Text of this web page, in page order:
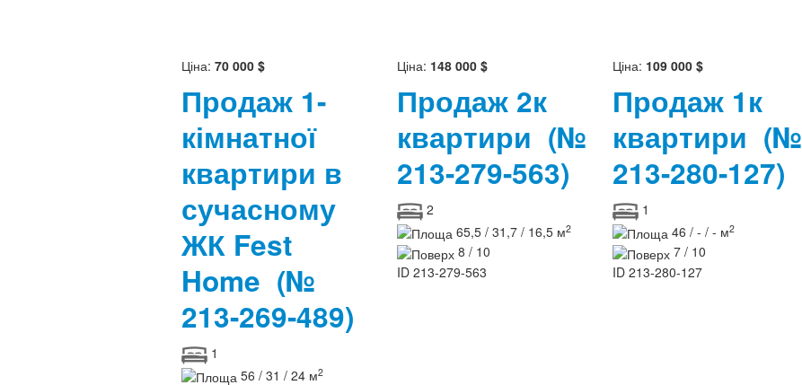
Ціна: 70 000 $
Продаж 1-
кімнатної
квартири в
сучасному
ЖК Fest
Home (№
213-269-489)
1
56 / 31 / 24 м2
Ціна: 148 000 $
Продаж 2к
квартири (№
213-279-563)
2
65,5 / 31,7 / 16,5 м2
8 / 10
ID 213-279-563
Ціна: 109 000 $
Продаж 1к
квартири (№
213-280-127)
1
46 / - / - м2
7 / 10
ID 213-280-127